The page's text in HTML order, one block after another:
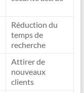
Réduction du
temps de
recherche
Attirer de
nouveaux
clients